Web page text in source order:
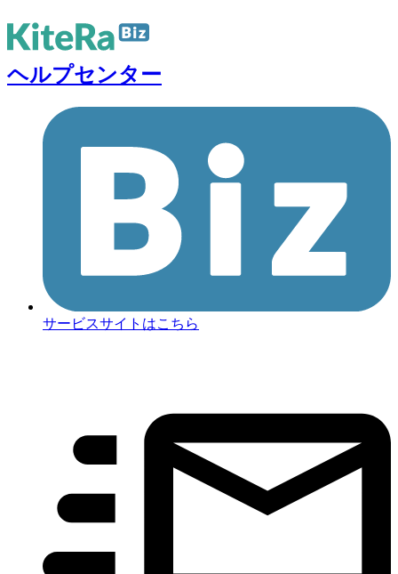
ヘルプセンター
サービスサイトはこちら